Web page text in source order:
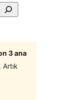
3 ana
. Artık